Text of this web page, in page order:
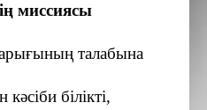
миссиясы
талабына
кәсіби білікті,